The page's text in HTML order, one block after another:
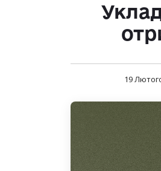
19